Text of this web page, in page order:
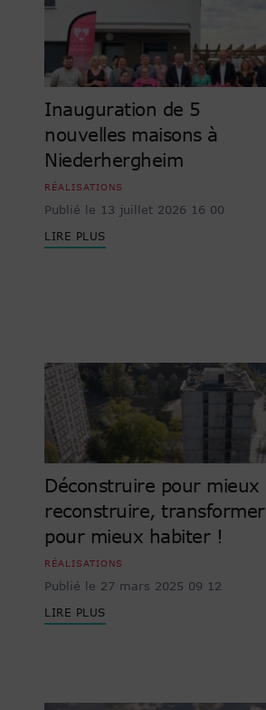
Inauguration de 5
nouvelles maisons à
Niederhergheim
RÉALISATIONS
Publié le 13 juillet 2026 16 00
LIRE PLUS
Déconstruire pour mieux
reconstruire, transformer
pour mieux habiter !
RÉALISATIONS
Publié le 27 mars 2025 09 12
LIRE PLUS